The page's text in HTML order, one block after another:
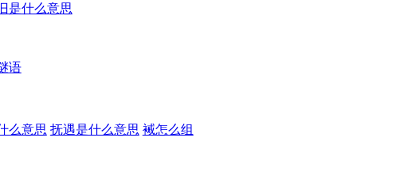
是什么意思
语
么意思 抚遇是什么意思 裓怎么组